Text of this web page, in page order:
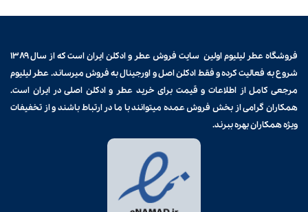
فروشگاه عطر لیلیوم اولین سایت فروشعطر و ادکلن
ایران است که از سال ۱۳۸۹
شروع به فعالیت کرده و فقط ادکلن اصل و اورجینال به فروش میرساند. عطر لیلیوم
مرجعی کامل از اطلاعات و قیمت برایخرید عطر و ادکلن اصلی در ایران است.
همکاران گرامی از بخش فروش عمده میتوانند با ما در ارتباط باشند و از تخفیفات
ویژه همکاران بهره ببرند.